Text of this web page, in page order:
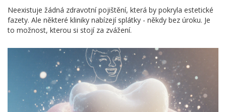
Neexistuje žádná zdravotní pojištění, která by pokryla estetické
fazety. Ale některé kliniky nabízejí splátky - někdy bez úroku. Je
to možnost, kterou si stojí za zvážení.